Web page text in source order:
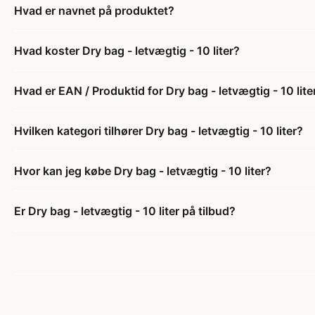
Hvad er navnet på produktet?
Hvad koster Dry bag - letvægtig - 10 liter?
Hvad er EAN / Produktid for Dry bag - letvægtig - 10
Hvilken kategori tilhører Dry bag - letvægtig - 10 liter?
Hvor kan jeg købe Dry bag - letvægtig - 10 liter?
Er Dry bag - letvægtig - 10 liter på tilbud?